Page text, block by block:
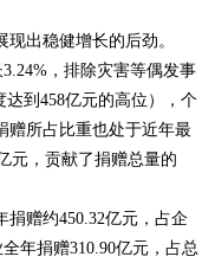
出稳健增长的后劲。
，排除灾害等偶发事
到458亿元的高位），个
赠所占比重也处于近年最
元，贡献了捐赠总量的
赠约450.32亿元，占企
年捐赠310.90亿元，占总